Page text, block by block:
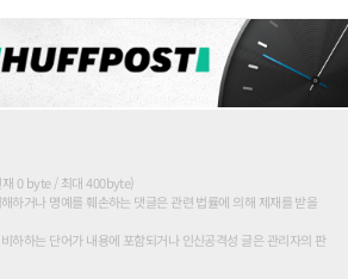
재 0 byte / 최대 400byte)
하거나 명예를 훼손하는 댓글은 관련 법률에 의해 제재를 받을
하하는 단어가 내용에 포함되거나 인신공격성 글은 관리자의 판